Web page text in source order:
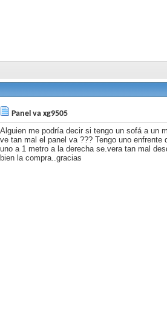
Panel va xg9505
Alguien me podría decir si tengo un sofá a un
ve tan mal el panel va ??? Tengo uno
uno a 1 metro a la derecha se.vera tan mal
bien la compra..gracias